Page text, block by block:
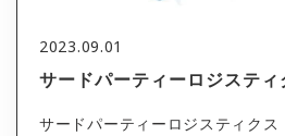
2023.09.01
サードパーティーロジスティ
サードパーティーロジスティク